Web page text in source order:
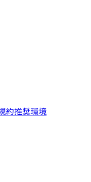
約推奨環境